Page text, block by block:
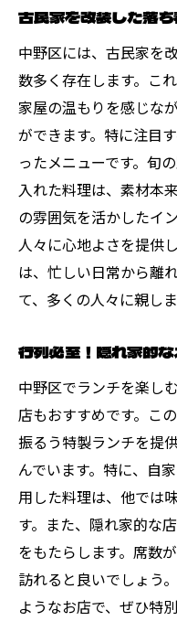
古民家を改装した落
中野区には、古民家を
数多く存在します。こ
家屋の温もりを感じな
ができます。特に注目
ったメニューです。旬
入れた料理は、素材本
の雰囲気を活かしたイ
人々に心地よさを提供
は、忙しい日常から離
て、多くの人々に親し
行列必至！隠れ家的
中野区でランチを楽し
店もおすすめです。こ
振るう特製ランチを提
んでいます。特に、自
用した料理は、他では
す。また、隠れ家的な
をもたらします。席数
訪れると良いでしょう
ようなお店で、ぜひ特